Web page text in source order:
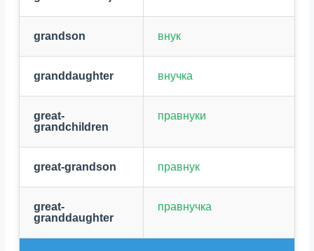
grandson внук
granddaughter внучка
great-
grandchildren
правнуки
great-grandson правнук
great-
granddaughter
правнучка